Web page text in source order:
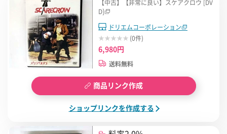
【中古】【非常に良い】スケアクロウ [DV
D]
ドリエムコーポレーション
(0件)
6,980円
送料無料
商品リンク作成
ショップリンクを作成する